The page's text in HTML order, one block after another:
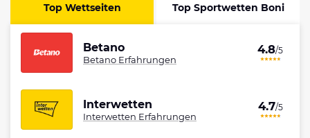
Top Wettseiten Top Sportwetten Boni
Betano
Betano Erfahrungen
4.8/5
Interwetten
Interwetten Erfahrungen
4.7/5